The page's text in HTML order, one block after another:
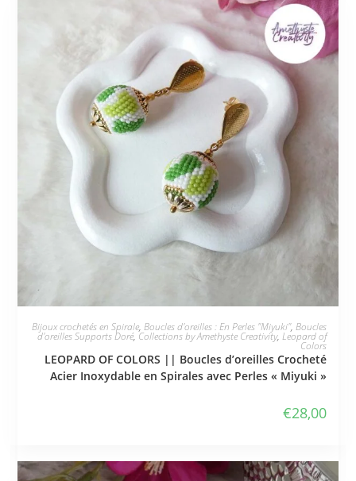
JE L'ADOPTE
Bijoux crochetés en Spirale, Boucles d'oreilles : En Perles "Miyuki", Boucles
d'oreilles Supports Doré, Collections by Amethyste Creativity, Leopard of
Colors
LEOPARD OF COLORS || Boucles d’oreilles Crocheté
Acier Inoxydable en Spirales avec Perles « Miyuki »
€28,00